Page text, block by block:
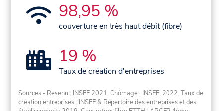
98,95 %
couverture en très haut débit (fibre)
19 %
Taux de création d'entreprises
Sources - Revenu : INSEE 2021, Chômage : INSEE, 2022. Taux de
création entreprises : INSEE & Répertoire des entreprises et des